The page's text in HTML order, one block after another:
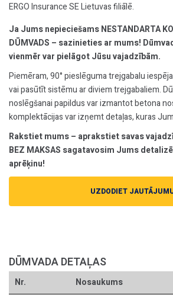
ERGO Insurance SE Lietuvas filiālē.
Ja Jums nepieciešams NESTANDARTA
DŪMVADS – sazinieties ar mums!
vienmēr var pielāgot Jūsu vajadzībām.
Piemēram, 90° pieslēguma trejgabalu
vai pasūtīt sistēmu ar diviem trejgabaliem.
noslēgšanai papildus var izmantot betona
komplektācijas var izņemt detaļas, kuras
Rakstiet mums – aprakstiet savas
BEZ MAKSAS sagatavosim Jums
aprēķinu!
UZDODIET
DŪMVADA DETAĻAS
Nr. Nosaukums